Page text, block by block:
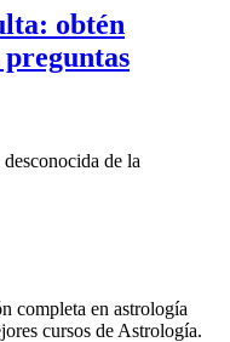
obtén
preguntas
de la
completa en astrología
cursos de Astrología.